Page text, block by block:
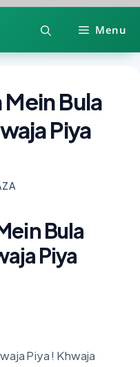
Menu
Bula
Piya
Bula
Piya
Piya ! Khwaja